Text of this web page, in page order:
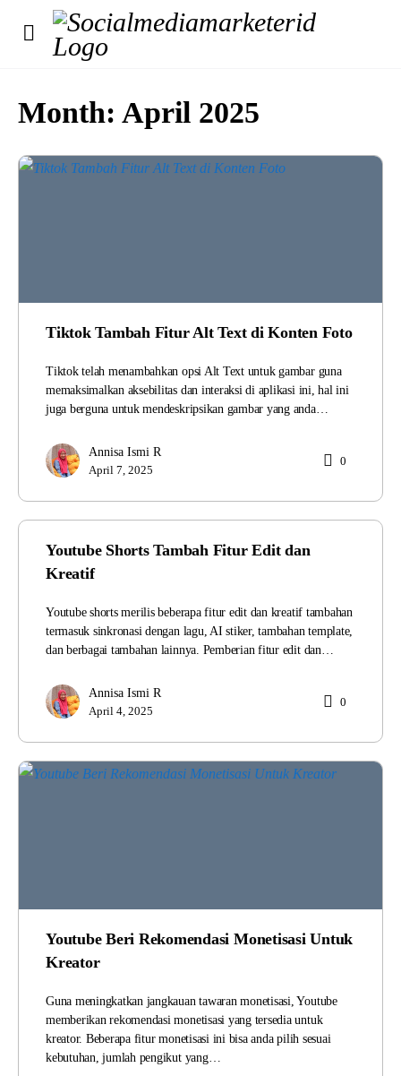
Month: April 2025
Tiktok Tambah Fitur Alt Text di Konten Foto
Tiktok telah menambahkan opsi Alt Text untuk gambar guna
memaksimalkan aksebilitas dan interaksi di aplikasi ini, hal ini
juga berguna untuk mendeskripsikan gambar yang anda…
Annisa Ismi R
April 7, 2025
0
Youtube Shorts Tambah Fitur Edit dan
Kreatif
Youtube shorts merilis beberapa fitur edit dan kreatif tambahan
termasuk sinkronasi dengan lagu, AI stiker, tambahan template,
dan berbagai tambahan lainnya. Pemberian fitur edit dan…
Annisa Ismi R
April 4, 2025
0
Youtube Beri Rekomendasi Monetisasi Untuk
Kreator
Guna meningkatkan jangkauan tawaran monetisasi, Youtube
memberikan rekomendasi monetisasi yang tersedia untuk
kreator. Beberapa fitur monetisasi ini bisa anda pilih sesuai
kebutuhan, jumlah pengikut yang…